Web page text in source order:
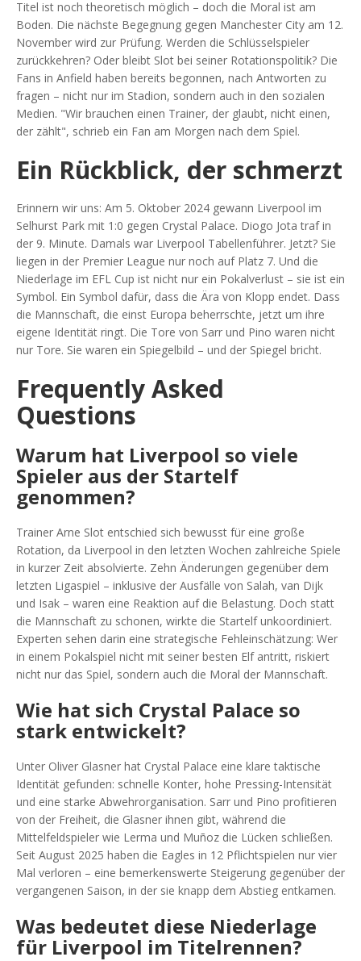
Titel ist noch theoretisch möglich – doch die Moral ist am
Boden. Die nächste Begegnung gegen Manchester City am 12.
November wird zur Prüfung. Werden die Schlüsselspieler
zurückkehren? Oder bleibt Slot bei seiner Rotationspolitik? Die
Fans in Anfield haben bereits begonnen, nach Antworten zu
fragen – nicht nur im Stadion, sondern auch in den sozialen
Medien. "Wir brauchen einen Trainer, der glaubt, nicht einen,
der zählt", schrieb ein Fan am Morgen nach dem Spiel.
Ein Rückblick, der schmerzt
Erinnern wir uns: Am 5. Oktober 2024 gewann Liverpool im
Selhurst Park mit 1:0 gegen Crystal Palace. Diogo Jota traf in
der 9. Minute. Damals war Liverpool Tabellenführer. Jetzt? Sie
liegen in der Premier League nur noch auf Platz 7. Und die
Niederlage im EFL Cup ist nicht nur ein Pokalverlust – sie ist ein
Symbol. Ein Symbol dafür, dass die Ära von Klopp endet. Dass
die Mannschaft, die einst Europa beherrschte, jetzt um ihre
eigene Identität ringt. Die Tore von Sarr und Pino waren nicht
nur Tore. Sie waren ein Spiegelbild – und der Spiegel bricht.
Frequently Asked
Questions
Warum hat Liverpool so viele
Spieler aus der Startelf
genommen?
Trainer Arne Slot entschied sich bewusst für eine große
Rotation, da Liverpool in den letzten Wochen zahlreiche Spiele
in kurzer Zeit absolvierte. Zehn Änderungen gegenüber dem
letzten Ligaspiel – inklusive der Ausfälle von Salah, van Dijk
und Isak – waren eine Reaktion auf die Belastung. Doch statt
die Mannschaft zu schonen, wirkte die Startelf unkoordiniert.
Experten sehen darin eine strategische Fehleinschätzung: Wer
in einem Pokalspiel nicht mit seiner besten Elf antritt, riskiert
nicht nur das Spiel, sondern auch die Moral der Mannschaft.
Wie hat sich Crystal Palace so
stark entwickelt?
Unter Oliver Glasner hat Crystal Palace eine klare taktische
Identität gefunden: schnelle Konter, hohe Pressing-Intensität
und eine starke Abwehrorganisation. Sarr und Pino profitieren
von der Freiheit, die Glasner ihnen gibt, während die
Mittelfeldspieler wie Lerma und Muñoz die Lücken schließen.
Seit August 2025 haben die Eagles in 12 Pflichtspielen nur vier
Mal verloren – eine bemerkenswerte Steigerung gegenüber der
vergangenen Saison, in der sie knapp dem Abstieg entkamen.
Was bedeutet diese Niederlage
für Liverpool im Titelrennen?